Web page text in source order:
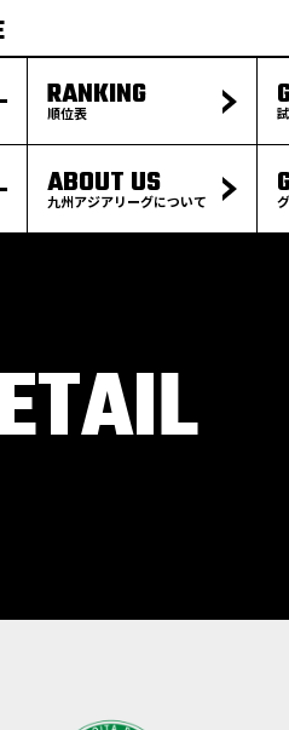
RANKING
順位表
ABOUT US
九州アジアリーグについて